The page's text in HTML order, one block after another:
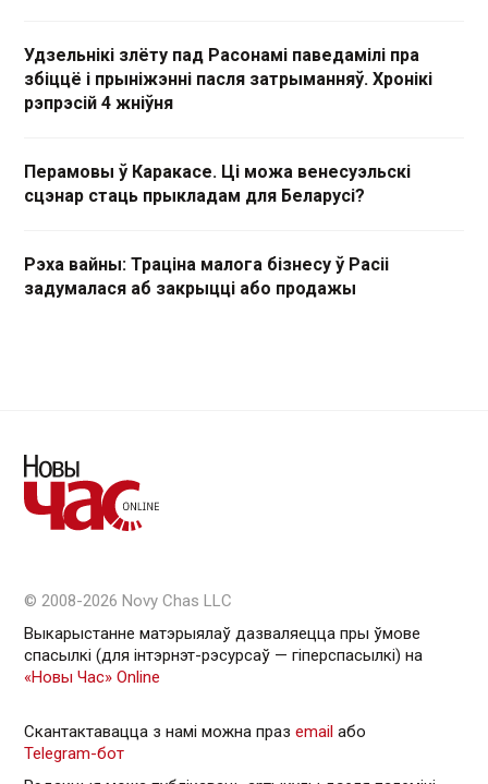
Удзельнікі злёту пад Расонамі паведамілі пра
збіццё і прыніжэнні пасля затрыманняў. Хронікі
рэпрэсій 4 жніўня
Перамовы ў Каракасе. Ці можа венесуэльскі
сцэнар стаць прыкладам для Беларусі?
Рэха вайны: Траціна малога бізнесу ў Расіі
задумалася аб закрыцці або продажы
© 2008-2026 Novy Chas LLC
Выкарыстанне матэрыялаў дазваляецца пры ўмове
спасылкі (для інтэрнэт-рэсурсаў — гiперспасылкi) на
«Новы Час» Online
Скантактавацца з намі можна праз email або
Telegram-бот